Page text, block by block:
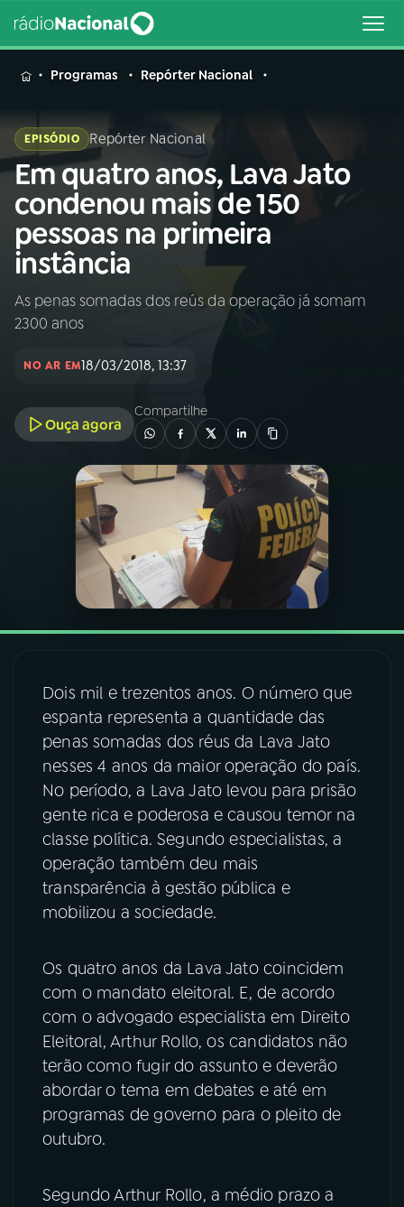
MENU
Buscar
na
Rádio
Nacional
Buscar
AO VIVO
01INÍCIO
PROGRAMAÇÃO
PROGRAMAS
PODCASTS
VIDEOCASTS
07 ÚLTIMAS
08FESTIVAL DE MÚSICA
ACOMPANHE A RÁDIO NACIONAL
YouTube Facebook
Instagram X
Programas Repórter Nacional
EPISÓDIO Repórter Nacional
Em quatro anos, Lava Jato
condenou mais de 150
pessoas na primeira
instância
As penas somadas dos reús da operação já somam
2300 anos
NO AR EM18/03/2018, 13:37
Ouça agora
Compartilhe
Dois mil e trezentos anos. O número que
espanta representa a quantidade das
penas somadas dos réus da Lava Jato
nesses 4 anos da maior operação do país.
No período, a Lava Jato levou para prisão
gente rica e poderosa e causou temor na
classe política. Segundo especialistas, a
operação também deu mais
transparência à gestão pública e
mobilizou a sociedade.
Os quatro anos da Lava Jato coincidem
com o mandato eleitoral. E, de acordo
com o advogado especialista em Direito
Eleitoral, Arthur Rollo, os candidatos não
terão como fugir do assunto e deverão
abordar o tema em debates e até em
programas de governo para o pleito de
outubro.
Segundo Arthur Rollo, a médio prazo a